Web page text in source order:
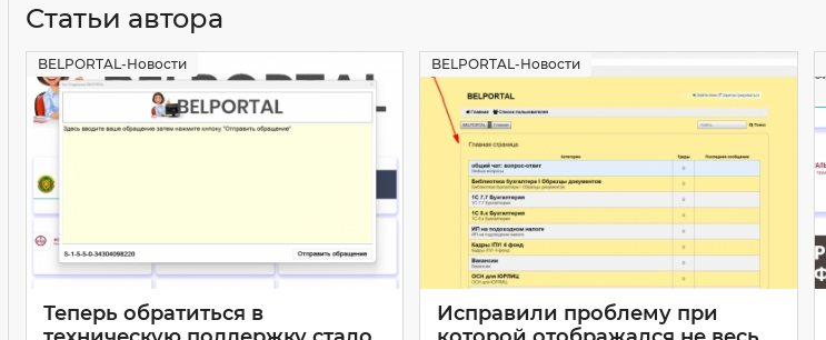
Статьи автора
BELPORTAL-Новости
Теперь обратиться в
BELPORTAL-Новости
Исправили проблему при